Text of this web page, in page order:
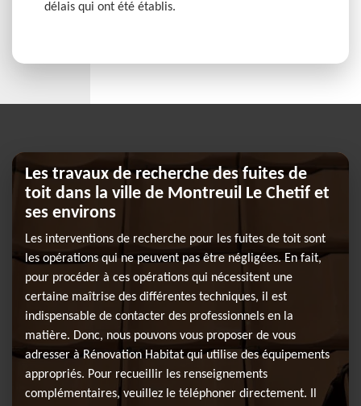
délais qui ont été établis.
Les travaux de recherche des fuites de
toit dans la ville de Montreuil Le Chetif et
ses environs
Les interventions de recherche pour les fuites de toit sont
les opérations qui ne peuvent pas être négligées. En fait,
pour procéder à ces opérations qui nécessitent une
certaine maîtrise des différentes techniques, il est
indispensable de contacter des professionnels en la
matière. Donc, nous pouvons vous proposer de vous
adresser à Rénovation Habitat qui utilise des équipements
appropriés. Pour recueillir les renseignements
complémentaires, veuillez le téléphoner directement. Il